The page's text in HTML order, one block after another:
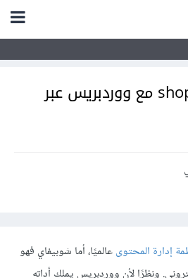
دمج شوبيفاي shopify مع ووردبريس عبر
إدارة المحتوىعالميًا، أما شوبيفاي فهو
ونظرًا لأن ووردبريس يملك أداته